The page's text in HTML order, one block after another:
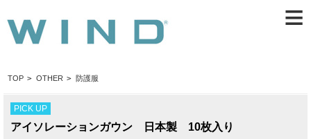
TOP > OTHER > 防護服
PICK UP
アイソレーションガウン 日本製 10枚入り
≡